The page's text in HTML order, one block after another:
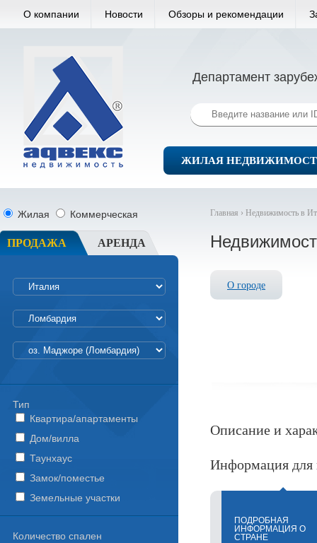
О компании Новости Обзоры и рекомендации
Департамент
ЖИЛАЯ
Главная › Недвижимость в
О городе
Описание и
Информация для
ПОДРОБНАЯ
ИНФОРМАЦИЯ О
СТРАНЕ
Жилая Коммерческая
ПРОДАЖА АРЕНДА
Тип
Квартира/апартаменты
Дом/вилла
Таунхаус
Замок/поместье
Земельные участки
Количество спален